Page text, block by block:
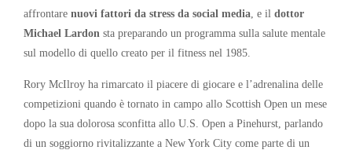
affrontare nuovi fattori da stress da social media , e il dottor
Michael Lardon sta preparando un programma sulla salute mentale
sul modello di quello creato per il fitness nel 1985.
Rory McIlroy ha rimarcato il piacere di giocare e l’adrenalina delle
competizioni quando è tornato in campo allo Scottish Open un mese
dopo la sua dolorosa sconfitta allo U.S. Open a Pinehurst, parlando
di un soggiorno rivitalizzante a New York City come parte di un